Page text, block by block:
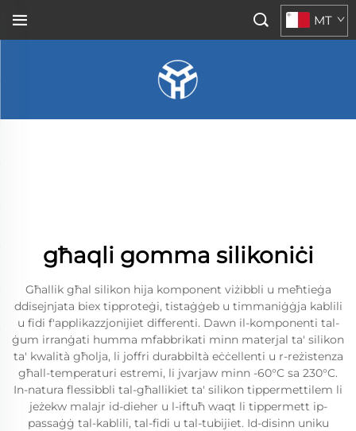
MT
għaqli gomma silikoniċi
Għallik għal silikon hija komponent viżibbli u meħtieġa
ddisejnjata biex tipproteġi, tistaġġeb u timmaniġġja kablili
u fidi f'applikazzjonijiet differenti. Dawn il-komponenti tal-
ġum irranġati humma mfabbrikati minn materjal ta' silikon
ta' kwalità għolja, li joffri durabbiltà eċċellenti u r-reżistenza
għall-temperaturi estremi, li jvarjaw minn -60°C sa 230°C.
In-natura flessibbli tal-għallikiet ta' silikon tippermettilem li
jeżekw malajr id-dieher u l-iftuħ waqt li tippermett ip-
passaġġ tal-kablili, tal-fidi u tal-tubijiet. Id-disinn uniku